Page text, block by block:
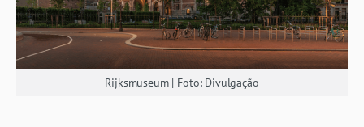
Rijksmuseum | Foto: Divulgação